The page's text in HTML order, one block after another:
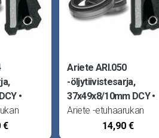
ovat
€
Ariete ARI.050
-öljytiivistesarja,
37x49x8/10mm DCY
Ariete -etuhaarukan
öljytiivisteet (stefat) ovat
14,90 €